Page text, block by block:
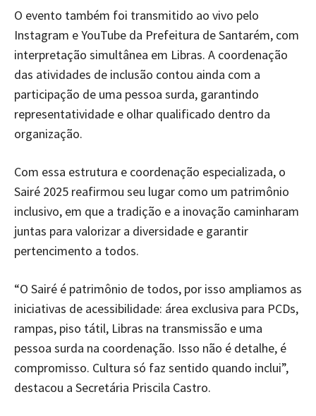
O evento também foi transmitido ao vivo pelo
Instagram e YouTube da Prefeitura de Santarém, com
interpretação simultânea em Libras. A coordenação
das atividades de inclusão contou ainda com a
participação de uma pessoa surda, garantindo
representatividade e olhar qualificado dentro da
organização.
Com essa estrutura e coordenação especializada, o
Sairé 2025 reafirmou seu lugar como um patrimônio
inclusivo, em que a tradição e a inovação caminharam
juntas para valorizar a diversidade e garantir
pertencimento a todos.
“O Sairé é patrimônio de todos, por isso ampliamos as
iniciativas de acessibilidade: área exclusiva para PCDs,
rampas, piso tátil, Libras na transmissão e uma
pessoa surda na coordenação. Isso não é detalhe, é
compromisso. Cultura só faz sentido quando inclui”,
destacou a Secretária Priscila Castro.